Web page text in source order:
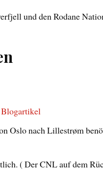
und den Rodane
Blogartikel
Oslo nach Lillestrøm
( Der CNL auf dem